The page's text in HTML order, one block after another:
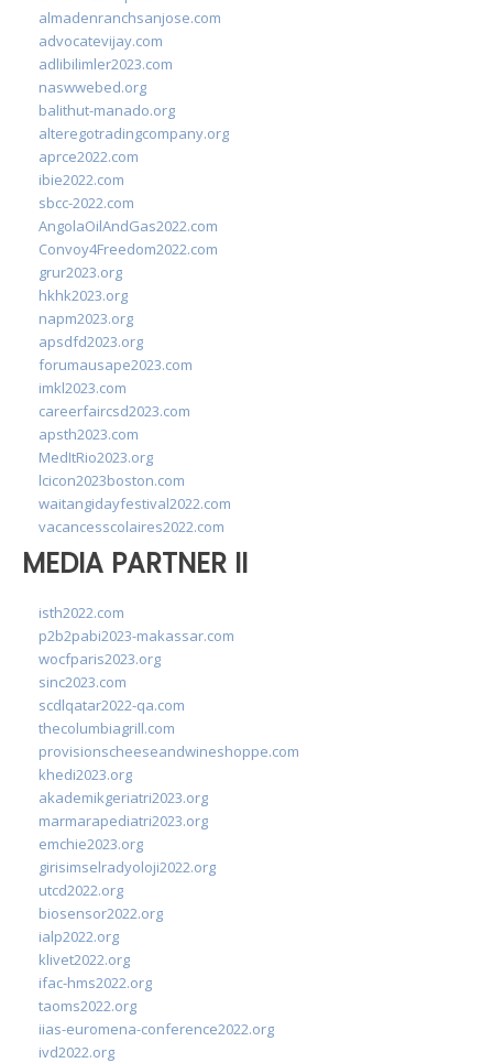
almadenranchsanjose.com
advocatevijay.com
adlibilimler2023.com
naswwebed.org
balithut-manado.org
alteregotradingcompany.org
aprce2022.com
ibie2022.com
sbcc-2022.com
AngolaOilAndGas2022.com
Convoy4Freedom2022.com
grur2023.org
hkhk2023.org
napm2023.org
apsdfd2023.org
forumausape2023.com
imkl2023.com
careerfaircsd2023.com
apsth2023.com
MedItRio2023.org
lcicon2023boston.com
waitangidayfestival2022.com
vacancesscolaires2022.com
MEDIA PARTNER II
isth2022.com
p2b2pabi2023-makassar.com
wocfparis2023.org
sinc2023.com
scdlqatar2022-qa.com
thecolumbiagrill.com
provisionscheeseandwineshoppe.com
khedi2023.org
akademikgeriatri2023.org
marmarapediatri2023.org
emchie2023.org
girisimselradyoloji2022.org
utcd2022.org
biosensor2022.org
ialp2022.org
klivet2022.org
ifac-hms2022.org
taoms2022.org
iias-euromena-conference2022.org
ivd2022.org